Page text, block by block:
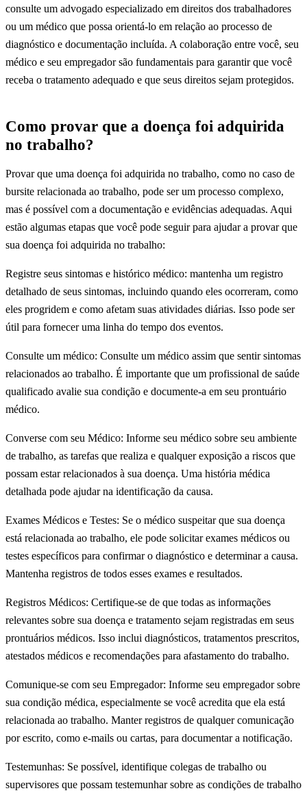
consulte um advogado especializado em direitos dos trabalhadores
ou um médico que possa orientá-lo em relação ao processo de
diagnóstico e documentação incluída. A colaboração entre você, seu
médico e seu empregador são fundamentais para garantir que você
receba o tratamento adequado e que seus direitos sejam protegidos.
Como provar que a doença foi adquirida
no trabalho?
Provar que uma doença foi adquirida no trabalho, como no caso de
bursite relacionada ao trabalho, pode ser um processo complexo,
mas é possível com a documentação e evidências adequadas. Aqui
estão algumas etapas que você pode seguir para ajudar a provar que
sua doença foi adquirida no trabalho:
Registre seus sintomas e histórico médico: mantenha um registro
detalhado de seus sintomas, incluindo quando eles ocorreram, como
eles progridem e como afetam suas atividades diárias. Isso pode ser
útil para fornecer uma linha do tempo dos eventos.
Consulte um médico: Consulte um médico assim que sentir sintomas
relacionados ao trabalho. É importante que um profissional de saúde
qualificado avalie sua condição e documente-a em seu prontuário
médico.
Converse com seu Médico: Informe seu médico sobre seu ambiente
de trabalho, as tarefas que realiza e qualquer exposição a riscos que
possam estar relacionados à sua doença. Uma história médica
detalhada pode ajudar na identificação da causa.
Exames Médicos e Testes: Se o médico suspeitar que sua doença
está relacionada ao trabalho, ele pode solicitar exames médicos ou
testes específicos para confirmar o diagnóstico e determinar a causa.
Mantenha registros de todos esses exames e resultados.
Registros Médicos: Certifique-se de que todas as informações
relevantes sobre sua doença e tratamento sejam registradas em seus
prontuários médicos. Isso inclui diagnósticos, tratamentos prescritos,
atestados médicos e recomendações para afastamento do trabalho.
Comunique-se com seu Empregador: Informe seu empregador sobre
sua condição médica, especialmente se você acredita que ela está
relacionada ao trabalho. Manter registros de qualquer comunicação
por escrito, como e-mails ou cartas, para documentar a notificação.
Testemunhas: Se possível, identifique colegas de trabalho ou
supervisores que possam testemunhar sobre as condições de trabalho